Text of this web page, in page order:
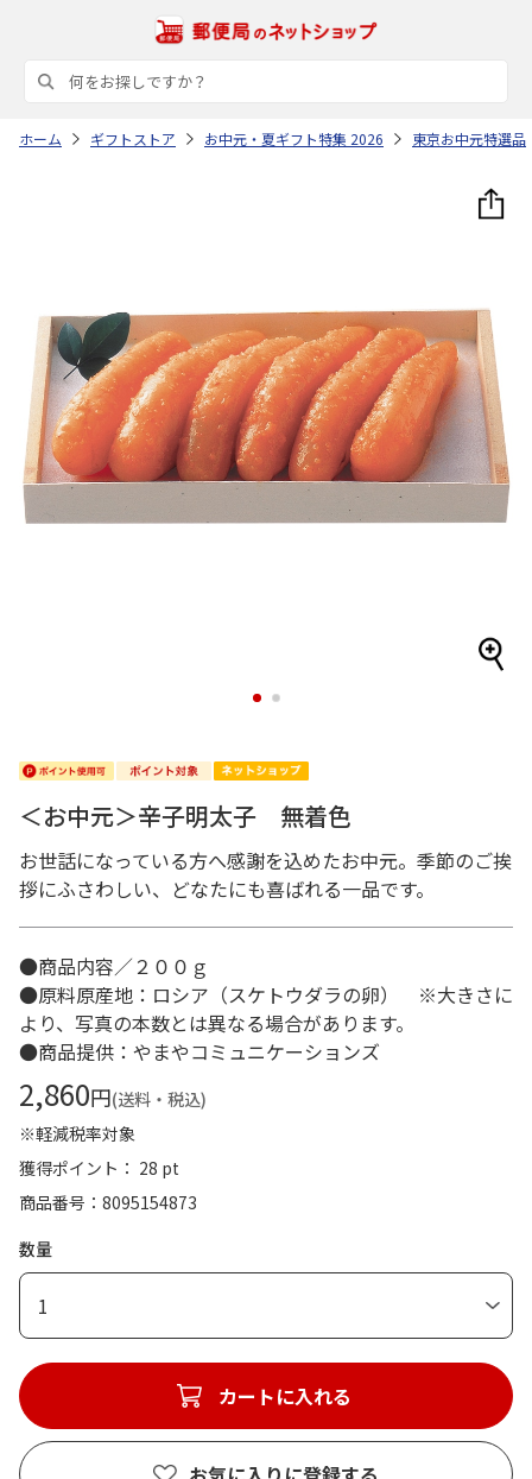
ホーム ギフトストア お中元・夏ギフト特集 2026 東京お中元特選品
1 2
＜お中元＞辛子明太子 無着色
お世話になっている方へ感謝を込めたお中元。季節のご挨
拶にふさわしい、どなたにも喜ばれる一品です。
●商品内容／２００ｇ
●原料原産地：ロシア（スケトウダラの卵） ※大きさに
より、写真の本数とは異なる場合があります。
●商品提供：やまやコミュニケーションズ
2,860円(送料・税込)
※軽減税率対象
獲得ポイント： 28 pt
商品番号
8095154873
数量
1
カートに入れる